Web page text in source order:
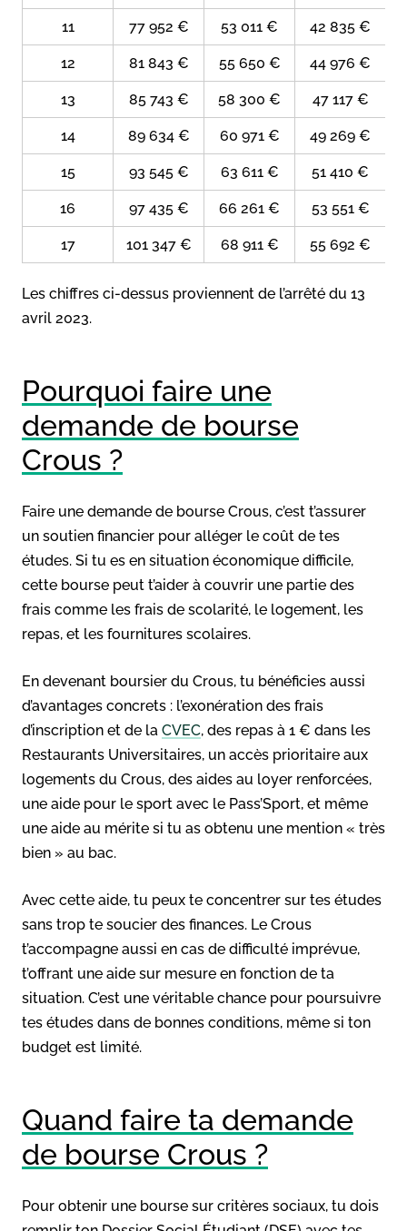
11 77 952 € 53 011 € 42 835 €
12 81 843 € 55 650 € 44 976 €
13 85 743 € 58 300 € 47 117 €
14 89 634 € 60 971 € 49 269 €
15 93 545 € 63 611 € 51 410 €
16 97 435 € 66 261 € 53 551 €
17 101 347 € 68 911 € 55 692 €
Les chiffres ci-dessus proviennent de l’arrêté du 13
avril 2023.
Pourquoi faire une
demande de bourse
Crous ?
Faire une demande de bourse Crous, c’est t’assurer
un soutien financier pour alléger le coût de tes
études. Si tu es en situation économique difficile,
cette bourse peut t’aider à couvrir une partie des
frais comme les frais de scolarité, le logement, les
repas, et les fournitures scolaires.
En devenant boursier du Crous, tu bénéficies aussi
d’avantages concrets : l’exonération des frais
d’inscription et de la CVEC, des repas à 1 € dans les
Restaurants Universitaires, un accès prioritaire aux
logements du Crous, des aides au loyer renforcées,
une aide pour le sport avec le Pass’Sport, et même
une aide au mérite si tu as obtenu une mention « très
bien » au bac.
Avec cette aide, tu peux te concentrer sur tes études
sans trop te soucier des finances. Le Crous
t’accompagne aussi en cas de difficulté imprévue,
t’offrant une aide sur mesure en fonction de ta
situation. C’est une véritable chance pour poursuivre
tes études dans de bonnes conditions, même si ton
budget est limité.
Quand faire ta demande
de bourse Crous ?
Pour obtenir une bourse sur critères sociaux, tu dois